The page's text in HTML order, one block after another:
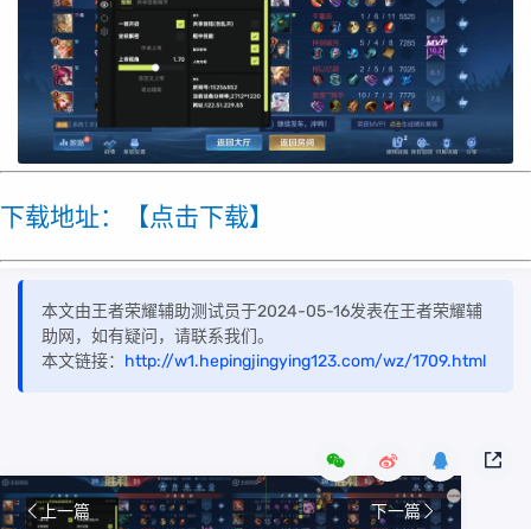
下载地址：【点击下载】
本文由王者荣耀辅助测试员于2024-05-16发表在王者荣耀辅
助网，如有疑问，请联系我们。
本文链接： http://w1.hepingjingying123.com/wz/1709.html
上一篇 下一篇